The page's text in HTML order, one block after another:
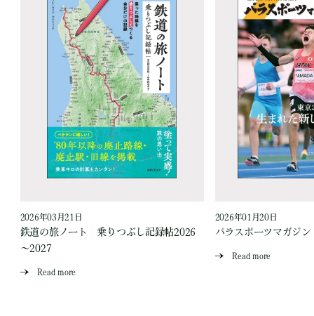
2026年03月21日
鉄道の旅ノート 乗りつぶし記録帖2026
～2027
Read more
2026年01月20日
パラスポーツマガジ
Read more